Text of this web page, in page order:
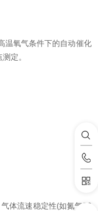
氧气条件下的自动催化
定。
体流速稳定性(如氮气50